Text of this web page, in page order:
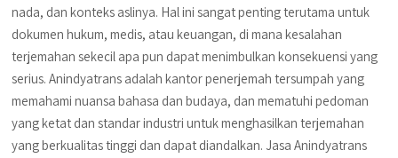
nada, dan konteks aslinya. Hal ini sangat penting terutama untuk
dokumen hukum, medis, atau keuangan, di mana kesalahan
terjemahan sekecil apa pun dapat menimbulkan konsekuensi yang
serius. Anindyatrans adalah kantor penerjemah tersumpah yang
memahami nuansa bahasa dan budaya, dan mematuhi pedoman
yang ketat dan standar industri untuk menghasilkan terjemahan
yang berkualitas tinggi dan dapat diandalkan. Jasa Anindyatrans